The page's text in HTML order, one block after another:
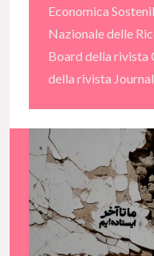
Economica
Nazionale delle
Board della rivista
della rivista